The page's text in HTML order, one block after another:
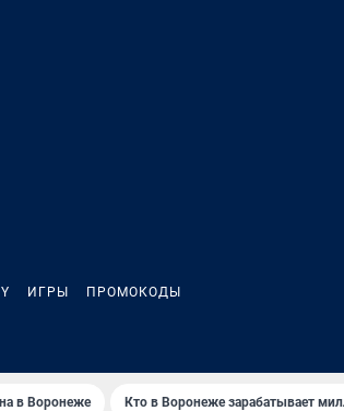
ИГРЫ ПРОМОКОДЫ
в Воронеже Кто в Воронеже зарабатывает